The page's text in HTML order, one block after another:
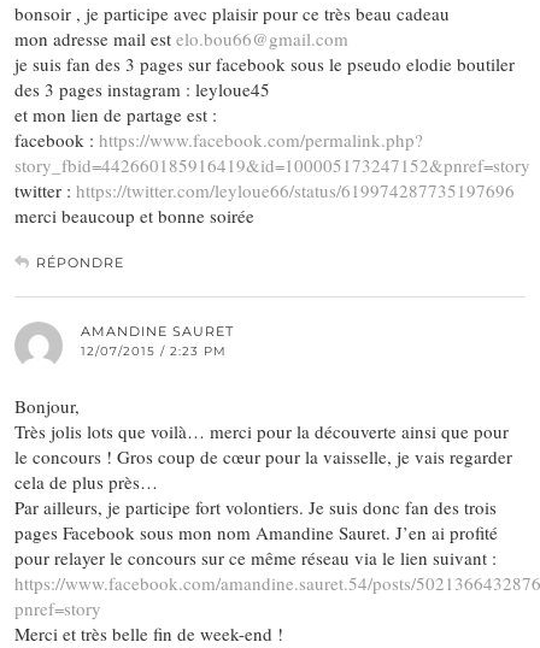
bonsoir , je participe avec plaisir pour ce très beau cadeau
mon adresse mail est elo.bou66@gmail.com
je suis fan des 3 pages sur facebook sous le pseudo elodie boutiler
des 3 pages instagram : leyloue45
et mon lien de partage est :
facebook : https://www.facebook.com/permalink.php?
story_fbid=442660185916419&id=100005173247152&pnref=story
twitter : https://twitter.com/leyloue66/status/619974287735197696
merci beaucoup et bonne soirée
RÉPONDRE
AMANDINE SAURET
12/07/2015 / 2:23 PM
Bonjour,
Très jolis lots que voilà… merci pour la découverte ainsi que pour
le concours ! Gros coup de cœur pour la vaisselle, je vais regarder
cela de plus près…
Par ailleurs, je participe fort volontiers. Je suis donc fan des trois
pages Facebook sous mon nom Amandine Sauret. J’en ai profité
pour relayer le concours sur ce même réseau via le lien suivant :
https://www.facebook.com/amandine.sauret.54/posts/
pnref=story
Merci et très belle fin de week-end !